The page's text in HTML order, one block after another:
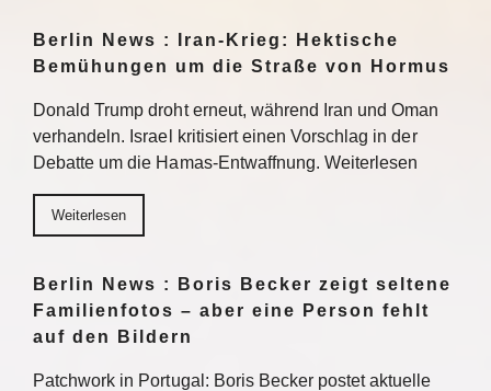
Berlin News : Iran-Krieg: Hektische
Bemühungen um die Straße von Hormus
Donald Trump droht erneut, während Iran und Oman
verhandeln. Israel kritisiert einen Vorschlag in der
Debatte um die Hamas-Entwaffnung. Weiterlesen
Weiterlesen
Berlin News : Boris Becker zeigt seltene
Familienfotos – aber eine Person fehlt
auf den Bildern
Patchwork in Portugal: Boris Becker postet aktuelle